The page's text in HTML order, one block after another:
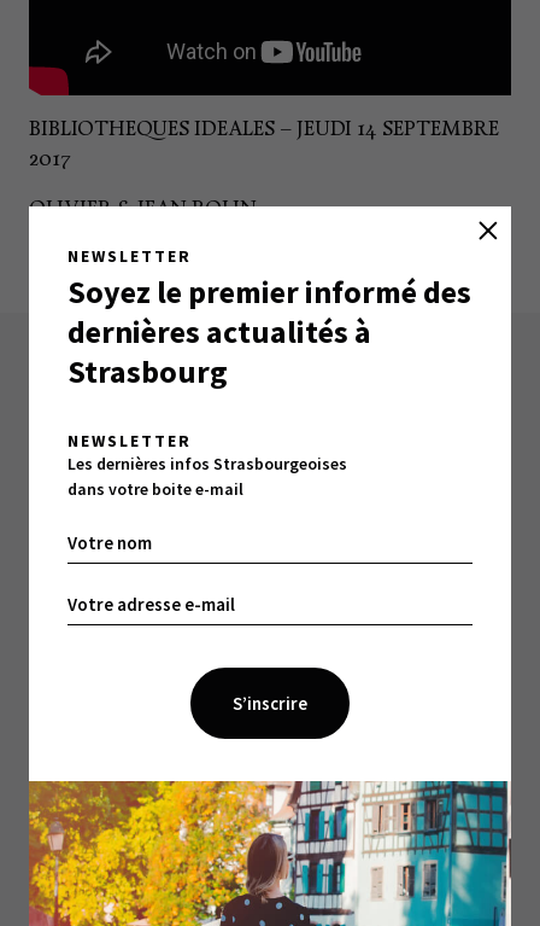
NEWSLETTER
Soyez le premier informé des
dernières actualités à
Strasbourg
NEWSLETTER
Les dernières infos Strasbourgeoises
dans votre boite e-mail
BIBLIOTHEQUES IDEALES – JEUDI 14 SEPTEMBRE
2017
OLIVIER & JEAN ROLIN
À LIRE ÉGALEMENT :
Le Grand Orient de France : la liberté de
conscience comme horizon